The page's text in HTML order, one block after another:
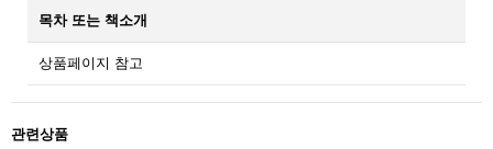
목차 또는 책소개
상품페이지 참고
관련상품